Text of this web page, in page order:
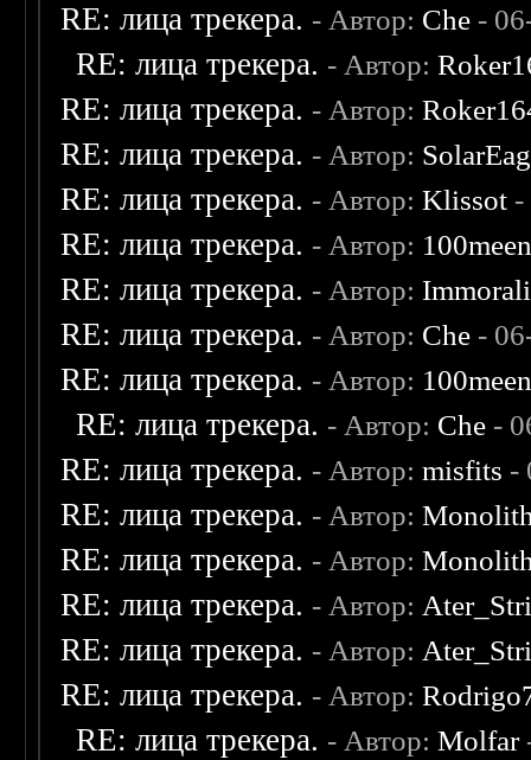
RE: лица трекера. - Автор: Che -
RE: лица трекера. - Автор:
RE: лица трекера. - Автор:
RE: лица трекера. - Автор:
RE: лица трекера. - Автор:Klissot -
RE: лица трекера. - Автор:
RE: лица трекера. - Автор:
RE: лица трекера. - Автор: Che -
RE: лица трекера. - Автор:
RE: лица трекера. - Автор: Che -
RE: лица трекера. - Автор:misfits -
RE: лица трекера. - Автор:
RE: лица трекера. - Автор:
RE: лица трекера. - Автор:
RE: лица трекера. - Автор:
RE: лица трекера. - Автор:
RE: лица трекера. - Автор:Molfar